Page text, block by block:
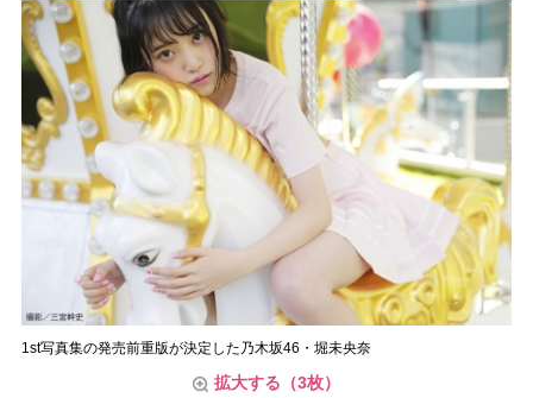
1st写真集の発売前重版が決定した乃木坂46・堀未央奈
拡大する（3枚）